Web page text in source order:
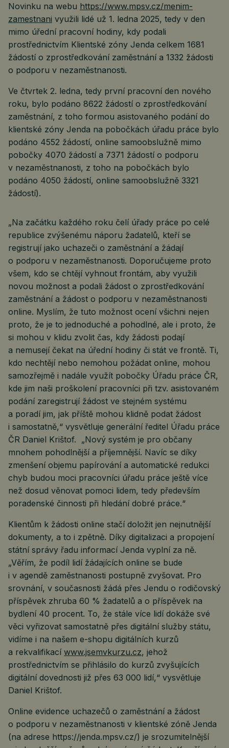
Novinku na webu https://www.mpsv.cz/menim-
zamestnani využili lidé už 1. ledna 2025, tedy v den
mimo úřední pracovní hodiny, kdy podali
prostřednictvím Klientské zóny Jenda celkem 1681
žádostí o zprostředkování zaměstnání a 1332 žádosti
o podporu v nezaměstnanosti.
Ve čtvrtek 2. ledna, tedy první pracovní den nového
roku, bylo podáno 8622 žádostí o zprostředkování
zaměstnání, z toho formou asistovaného podání do
klientské zóny Jenda na pobočkách úřadu práce bylo
podáno 4552 žádostí, online samoobslužně mimo
pobočky 4070 žádostí a 7371 žádostí o podporu
v nezaměstnanosti, z toho na pobočkách bylo
podáno 4050 žádostí, online samoobslužně 3321
žádostí).
„Na začátku každého roku čelí úřady práce po celé
republice zvýšenému náporu žadatelů, kteří se
registrují jako uchazeči o zaměstnání a žádají
o podporu v nezaměstnanosti. Doporučujeme proto
všem, kdo se chtějí vyhnout frontám, aby využili
novou možnost a podali žádost o zprostředkování
zaměstnání a žádost o podporu v nezaměstnanosti
online. Myslím, že tuto možnost ocení všichni nejen
proto, že je to jednoduché a pohodlné, ale i proto, že
si mohou v klidu zvolit čas, kdy žádosti podají
a nemusejí čekat na úřední hodiny či stát ve frontě. Ti,
kdo nechtějí nebo nemohou požádat online, mohou
samozřejmě i nadále využít pobočky Úřadu práce ČR,
kde jim naši proškolení pracovníci při tzv. asistovaném
podání zaregistrují žádost ve stejném systému
a poradí jim, jak příště mohou klidně podat žádost
i samostatně,“ vysvětluje generální ředitel Úřadu práce
ČR Daniel Krištof. „Nový systém je pro občany
mnohem pohodlnější a příjemnější. Navíc se díky
zmenšení objemu papírování a automatické redukci
chyb budou moci pracovníci úřadu práce ještě více
než dosud věnovat pomoci lidem, tedy především
poradenské činnosti při hledání dobré práce.“
Klientům k žádosti online stačí doložit jen nejnutnější
dokumenty, a to i zpětně. Díky digitalizaci a propojení
státní správy řadu informací Jenda vyplní za ně.
„Věřím, že podíl lidí žádajících online se bude
i v agendě zaměstnanosti postupně zvyšovat. Pro
srovnání, v současnosti žádá přes Jendu o rodičovský
příspěvek zhruba 60 % žadatelů a o příspěvek na
bydlení 40 procent. To, že stále více lidí dokáže své
věci vyřizovat samostatně přes digitální služby státu,
vidíme i na našem e-shopu digitálních kurzů
a rekvalifikací www.jsemvkurzu.cz, jehož
prostřednictvím se přihlásilo do kurzů zvyšujících
digitální dovednosti již přes 63 000 lidí,“ vysvětluje
Daniel Krištof.
Online evidence uchazečů o zaměstnání a žádost
o podporu v nezaměstnanosti v klientské zóně Jenda
(na adrese https://jenda.mpsv.cz/) je srozumitelnější